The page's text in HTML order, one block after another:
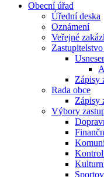
Obecní úřad
Úřední deska
Oznámení
Veřejné
Zápisy
Rada obce
Zápisy
Výbory